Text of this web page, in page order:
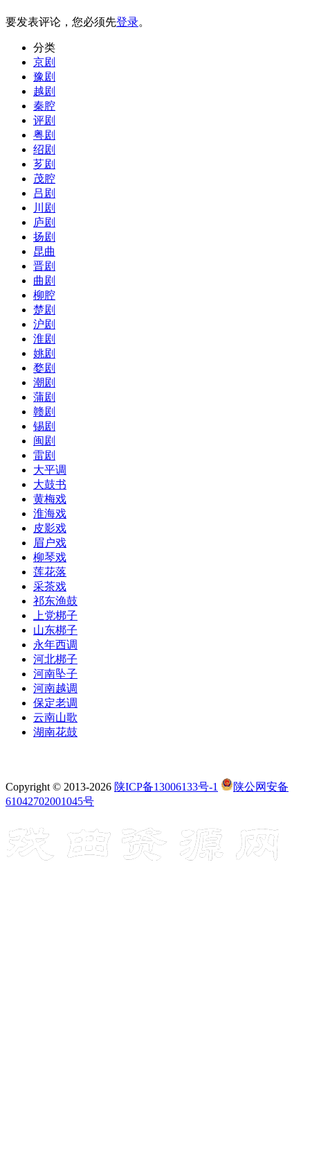
要发表评论，您必须先登录。
分类
京剧
豫剧
越剧
秦腔
评剧
粤剧
绍剧
芗剧
茂腔
吕剧
川剧
庐剧
扬剧
昆曲
晋剧
曲剧
柳腔
楚剧
沪剧
淮剧
姚剧
婺剧
潮剧
蒲剧
赣剧
锡剧
闽剧
雷剧
大平调
大鼓书
黄梅戏
淮海戏
皮影戏
眉户戏
柳琴戏
莲花落
采茶戏
祁东渔鼓
上党梆子
山东梆子
永年西调
河北梆子
河南坠子
河南越调
保定老调
云南山歌
湖南花鼓
Copyright © 2013-2026 陕ICP备13006133号-1
陕公网安备
61042702001045号